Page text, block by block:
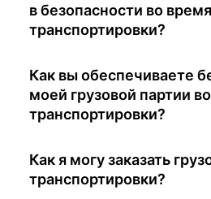
в безопасности во время
транспортировки?
Как вы обеспечиваете
моей грузовой партии
транспортировки?
Как я могу заказать
транспортировки?